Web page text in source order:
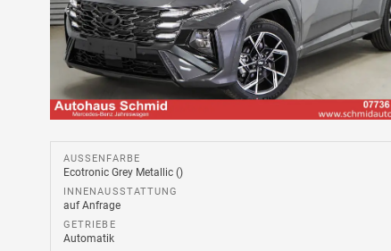
AUSSENFARBE
Ecotronic Grey Metallic ()
INNENAUSSTATTUNG
auf Anfrage
GETRIEBE
Automatik